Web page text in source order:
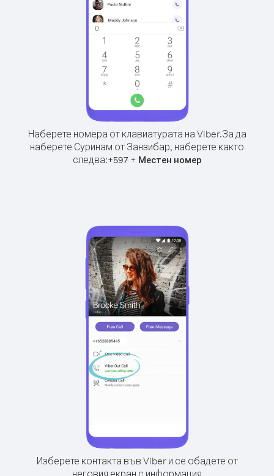
Наберете номера от клавиатурата на Viber.За да
наберете Суринам от Занзибар, наберете както
следва:+597+ Местен номер
Изберете контакта във Viber и се обадете от
неговия екран с информация